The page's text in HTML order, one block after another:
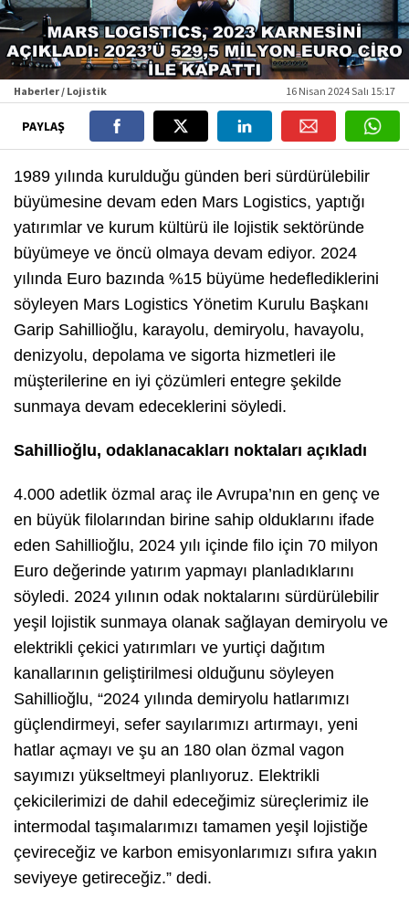
Haberler / Lojistik 16 Nisan 2024 Salı 15:17
PAYLAŞ
1989 yılında kurulduğu günden beri sürdürülebilir
büyümesine devam eden Mars Logistics, yaptığı
yatırımlar ve kurum kültürü ile lojistik sektöründe
büyümeye ve öncü olmaya devam ediyor. 2024
yılında Euro bazında %15 büyüme hedeflediklerini
söyleyen Mars Logistics Yönetim Kurulu Başkanı
Garip Sahillioğlu, karayolu, demiryolu, havayolu,
denizyolu, depolama ve sigorta hizmetleri ile
müşterilerine en iyi çözümleri entegre şekilde
sunmaya devam edeceklerini söyledi.
Sahillioğlu, odaklanacakları noktaları açıkladı
4.000 adetlik özmal araç ile Avrupa’nın en genç ve
en büyük filolarından birine sahip olduklarını ifade
eden Sahillioğlu, 2024 yılı içinde filo için 70 milyon
Euro değerinde yatırım yapmayı planladıklarını
söyledi. 2024 yılının odak noktalarını sürdürülebilir
yeşil lojistik sunmaya olanak sağlayan demiryolu ve
elektrikli çekici yatırımları ve yurtiçi dağıtım
kanallarının geliştirilmesi olduğunu söyleyen
Sahillioğlu, “2024 yılında demiryolu hatlarımızı
güçlendirmeyi, sefer sayılarımızı artırmayı, yeni
hatlar açmayı ve şu an 180 olan özmal vagon
sayımızı yükseltmeyi planlıyoruz. Elektrikli
çekicilerimizi de dahil edeceğimiz süreçlerimiz ile
intermodal taşımalarımızı tamamen yeşil lojistiğe
çevireceğiz ve karbon emisyonlarımızı sıfıra yakın
seviyeye getireceğiz.” dedi.